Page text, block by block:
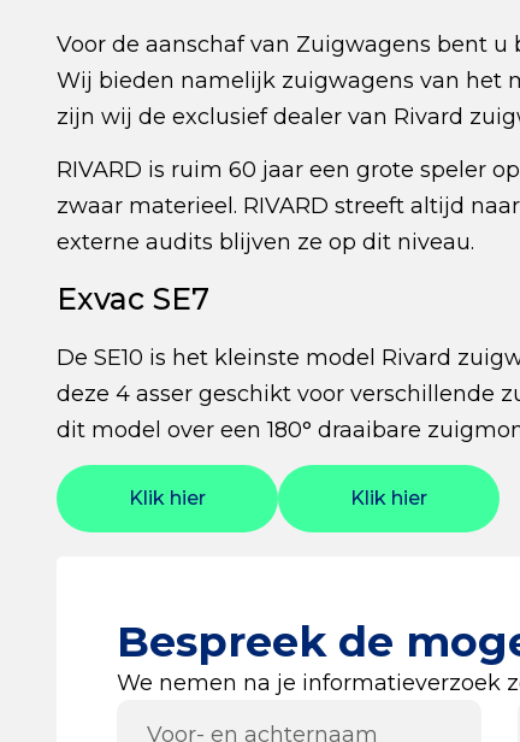
Voor de aanschaf van Zuigwagens bent
Wij bieden namelijk zuigwagens van het
zijn wij de exclusief dealer van Rivard
RIVARD is ruim 60 jaar een grote speler
zwaar materieel. RIVARD streeft altijd
externe audits blijven ze op dit niveau.
Exvac SE7
De SE10 is het kleinste model Rivard
deze 4 asser geschikt voor verschillende
dit model over een 180° draaibare
Klik hier Klik hier
Bespreek de
We nemen na je informatieverzoek